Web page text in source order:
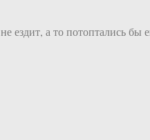
ездит, а то потоптались бы